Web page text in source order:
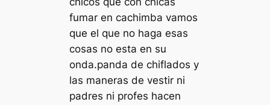
fumar en cachimba vamos
que el que no haga esas
cosas no esta en su
onda.panda de chiflados y
las maneras de vestir ni
padres ni profes hacen